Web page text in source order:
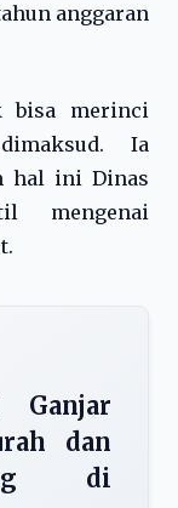
anggaran
bisa merinci
Ia
hal ini Dinas
mengenai
Ganjar
dan
di